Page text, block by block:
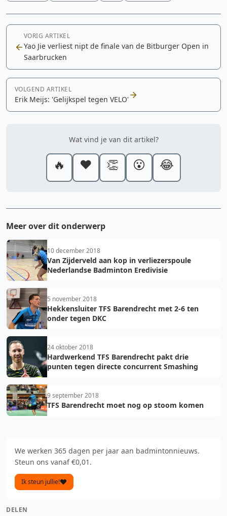
VORIG ARTIKEL
Yao Jie verliest nipt de finale van de Bitburger Open in
Saarbrucken
VOLGEND ARTIKEL
Erik Meijs: 'Gelijkspel tegen VELO'
Wat vind je van dit artikel?
🔥 ❤️ 👏 😮 😂
Meer over dit onderwerp
10 december 2018
Van Zijderveld aan kop in verliezerspoule
Nederlandse Badminton Eredivisie
5 november 2018
Hekkensluiter TFS Barendrecht met 2-6 ten
onder tegen DKC
24 oktober 2018
Hardwerkend TFS Barendrecht pakt drie
punten tegen directe concurrent Smashing
9 september 2018
TFS Barendrecht moet nog op stoom komen
We werken 365 dagen per jaar aan badmintonnieuws.
Steun ons vanaf €0,01.
Ik steun jullie!
DELEN